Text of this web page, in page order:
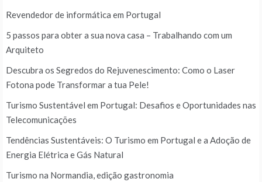
Revendedor de informática em Portugal
5 passos para obter a sua nova casa – Trabalhando com um
Arquiteto
Descubra os Segredos do Rejuvenescimento: Como o Laser
Fotona pode Transformar a tua Pele!
Turismo Sustentável em Portugal: Desafios e Oportunidades nas
Telecomunicações
Tendências Sustentáveis: O Turismo em Portugal e a Adoção de
Energia Elétrica e Gás Natural
Turismo na Normandia, edição gastronomia